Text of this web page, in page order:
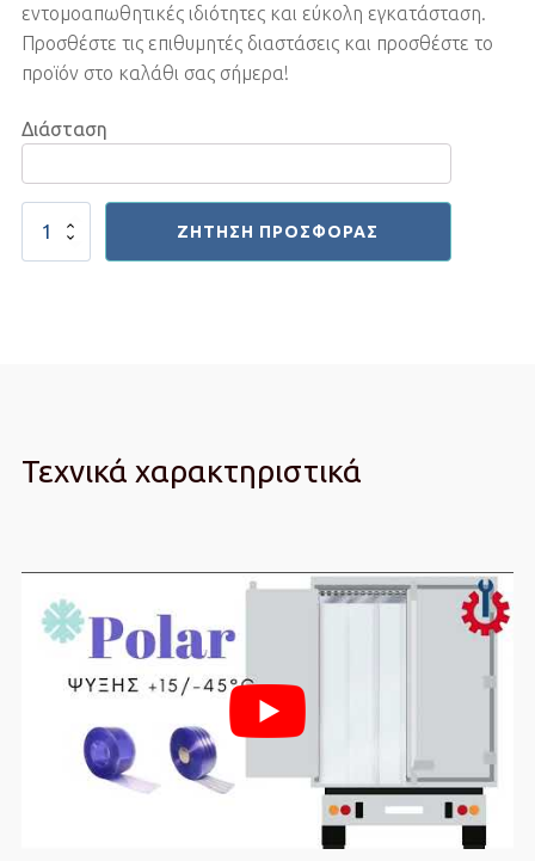
εντομοαπωθητικές ιδιότητες και εύκολη εγκατάσταση.
Προσθέστε τις επιθυμητές διαστάσεις και προσθέστε το
προϊόν στο καλάθι σας σήμερα!
Διάσταση
Λωριδοκουρτίνες
ΖΉΤΗΣΗ ΠΡΟΣΦΟΡΆΣ
Τεχνικά χαρακτηριστικά